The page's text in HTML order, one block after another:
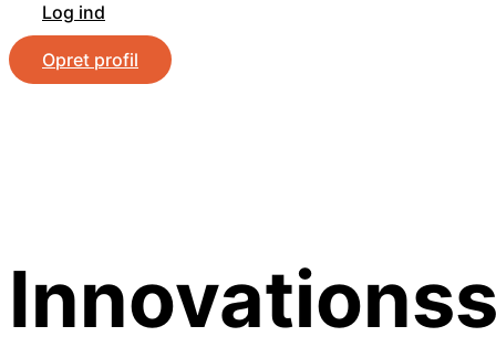
Log ind
Opret profil